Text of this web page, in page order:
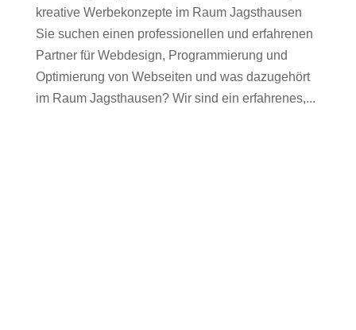
kreative Werbekonzepte im Raum Jagsthausen
Sie suchen einen professionellen und erfahrenen
Partner für Webdesign, Programmierung und
Optimierung von Webseiten und was dazugehört
im Raum Jagsthausen? Wir sind ein erfahrenes,...